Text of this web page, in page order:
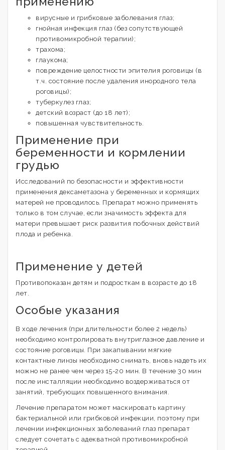
вирусные и грибковые заболевания глаз;
гнойная инфекция глаз (без сопутствующей
противомикробной терапии);
трахома;
глаукома;
повреждение целостности эпителия роговицы (в
т.ч. состояние после удаления инородного тела
роговицы);
туберкулез глаз;
детский возраст (до 18 лет);
повышенная чувствительность.
Применение при
беременности и кормлении
грудью
Исследований по безопасности и эффективности
применения дексаметазона у беременных и кормящих
матерей не проводилось. Препарат можно применять
только в том случае, если значимость эффекта для
матери превышает риск развития побочных действий
плода и ребенка.
Применение у детей
Противопоказан детям и подросткам в возрасте до 18
лет.
Особые указания
В ходе лечения (при длительности более 2 недель)
необходимо контролировать внутриглазное давление и
состояние роговицы. При закапывании мягкие
контактные линзы необходимо снимать, вновь надеть их
можно не ранее чем через 15-20 мин. В течение 30 мин
после инсталляции необходимо воздерживаться от
занятий, требующих повышенного внимания.
Лечение препаратом может маскировать картину
бактериальной или грибковой инфекции, поэтому при
лечении инфекционных заболеваний глаз препарат
следует сочетать с адекватной противомикробной